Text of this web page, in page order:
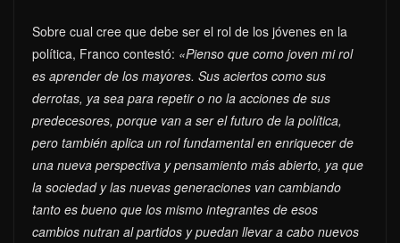
Sobre cual cree que debe ser el rol de los jóvenes en la
política, Franco contestó: «Pienso que como joven mi rol
es aprender de los mayores. Sus aciertos como sus
derrotas, ya sea para repetir o no la acciones de sus
predecesores, porque van a ser el futuro de la política,
pero también aplica un rol fundamental en enriquecer de
una nueva perspectiva y pensamiento más abierto, ya que
la sociedad y las nuevas generaciones van cambiando
tanto es bueno que los mismo integrantes de esos
cambios nutran al partidos y puedan llevar a cabo nuevos